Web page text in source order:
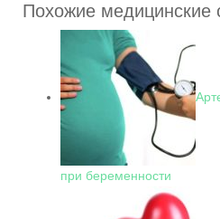
Похожие медицинские
при беременности